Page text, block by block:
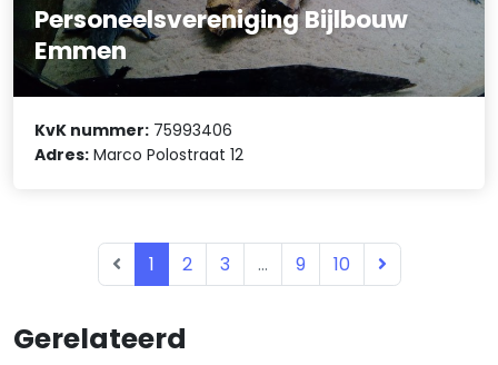
Gerelateerd
Personeelsvereniging Bijlbouw
Emmen
KvK nummer: 75993406
Adres: Marco Polostraat 12
1 2 3 ... 9 10